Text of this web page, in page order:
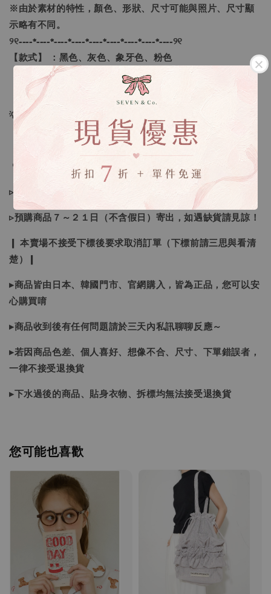
※由於素材的特性，顏色、形狀、尺寸可能與照片、尺寸顯
示略有不同。
୨୧----*----*----*----*----*----*----*----*----୨୧
【款式】 ：黑色、灰色、象牙色、粉色
【尺寸】 ：F
💡訂單依照下單順序為主唷！
🔍IG搜尋：Sevenjewelry.co
▹現貨商品１～３日內寄出
▹預購商品７～２１日（不含假日）寄出，如遇缺貨請見諒！
❙ 本賣場不接受下標後要求取消訂單（下標前請三思與看清
楚）❙
▸商品皆由日本、韓國門市、官網購入，皆為正品，您可以安
心購買唷
▸商品收到後有任何問題請於三天內私訊聊聊反應～
▸若因商品色差、個人喜好、想像不合、尺寸、下單錯誤者，
一律不接受退換貨
▸下水過後的商品、貼身衣物、拆標均無法接受退換貨
您可能也喜歡